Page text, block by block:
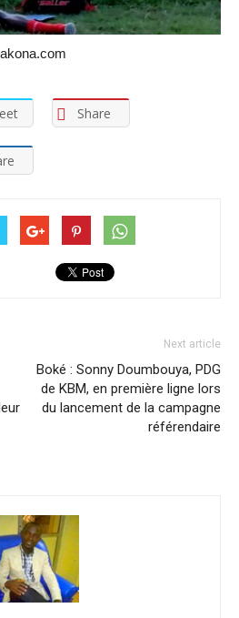
Share
Next article
Boké : Sonny Doumbouya, PDG
de KBM, en première ligne lors
du lancement de la campagne
référendaire